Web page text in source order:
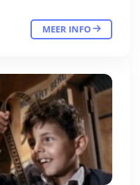
MEER INFO